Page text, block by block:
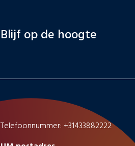
Blijf op de hoogte
Telefoonnummer: +31433882222